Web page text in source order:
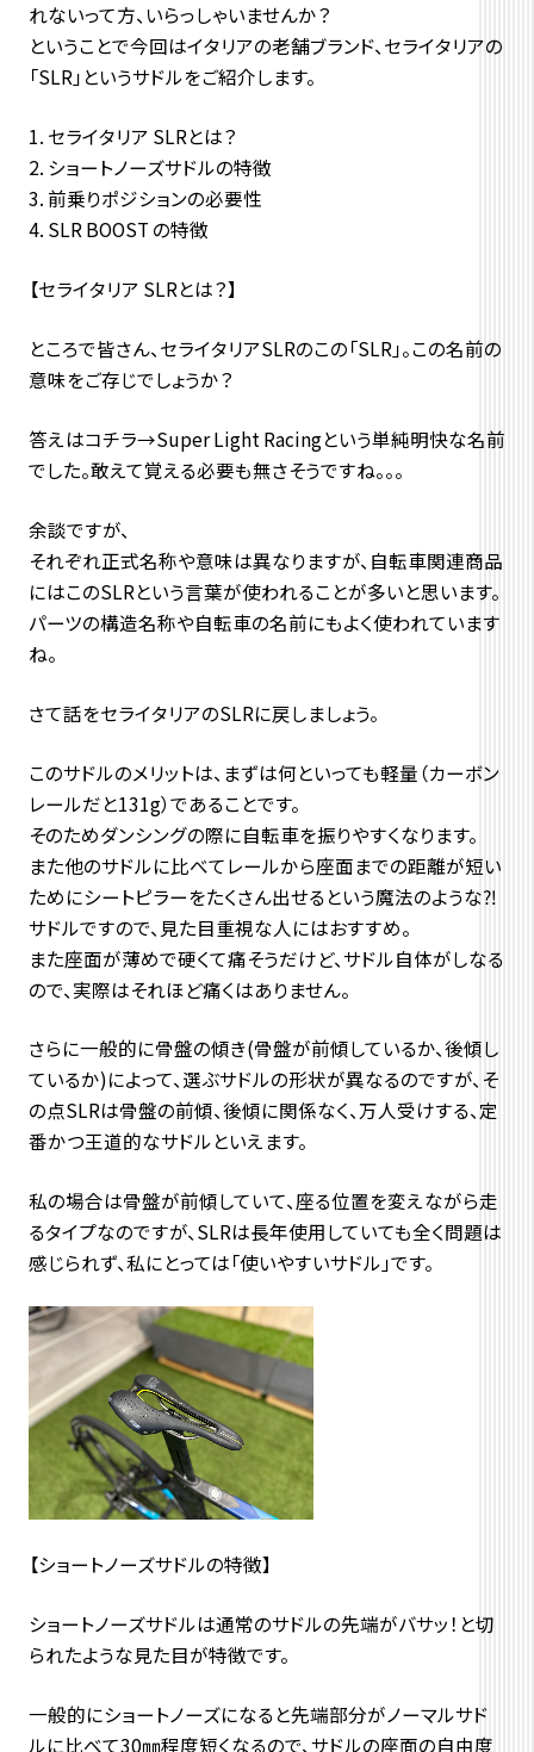
れないって方、いらっしゃいませんか？
ということで今回はイタリアの老舗ブランド、セライタリアの
「SLR」というサドルをご紹介します。
セライタリア SLRとは？
ショートノーズサドルの特徴
前乗りポジションの必要性
SLR BOOST の特徴
【セライタリア SLRとは？】
ところで皆さん、セライタリアSLRのこの「SLR」。この名前の
意味をご存じでしょうか？
答えはコチラ→Super Light Racingという単純明快な名前
でした。敢えて覚える必要も無さそうですね。。。
余談ですが、
それぞれ正式名称や意味は異なりますが、自転車関連商品
にはこのSLRという言葉が使われることが多いと思います。
パーツの構造名称や自転車の名前にもよく使われています
ね。
さて話をセライタリアのSLRに戻しましょう。
このサドルのメリットは、まずは何といっても軽量（カーボン
レールだと131g）であることです。
そのためダンシングの際に自転車を振りやすくなります。
また他のサドルに比べてレールから座面までの距離が短い
ためにシートピラーをたくさん出せるという魔法のような⁈
サドルですので、見た目重視な人にはおすすめ。
また座面が薄めで硬くて痛そうだけど、サドル自体がしなる
ので、実際はそれほど痛くはありません。
さらに一般的に骨盤の傾き(骨盤が前傾しているか、後傾し
ているか)によって、選ぶサドルの形状が異なるのですが、そ
の点SLRは骨盤の前傾、後傾に関係なく、万人受けする、定
番かつ王道的なサドルといえます。
私の場合は骨盤が前傾していて、座る位置を変えながら走
るタイプなのですが、SLRは長年使用していても全く問題は
感じられず、私にとっては「使いやすいサドル」です。
【ショートノーズサドルの特徴】
ショートノーズサドルは通常のサドルの先端がバサッ！と切
られたような見た目が特徴です。
一般的にショートノーズになると先端部分がノーマルサド
ルに比べて30㎜程度短くなるので、サドルの座面の自由度